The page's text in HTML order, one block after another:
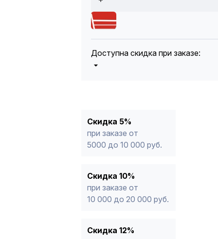
Доступна скидка при заказе:
* -Для заказов, состоящих
продукции, максимальная скидка
Скидка 5%
при заказе от
5000 до 10 000 руб.
Скидка 10%
при заказе от
10 000 до 20 000 руб.
Скидка 12%